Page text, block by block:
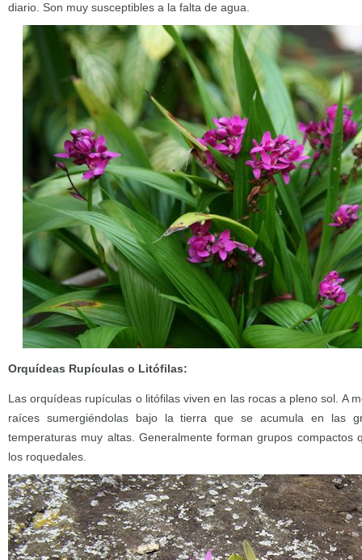
diario. Son muy susceptibles a la falta de agua.
Orquídeas Rupículas o Litófilas:
Las orquídeas rupículas o litófilas viven en las rocas a pleno sol. A
raíces sumergiéndolas bajo la tierra que se acumula en las
temperaturas muy altas. Generalmente forman grupos compactos
los roquedales.